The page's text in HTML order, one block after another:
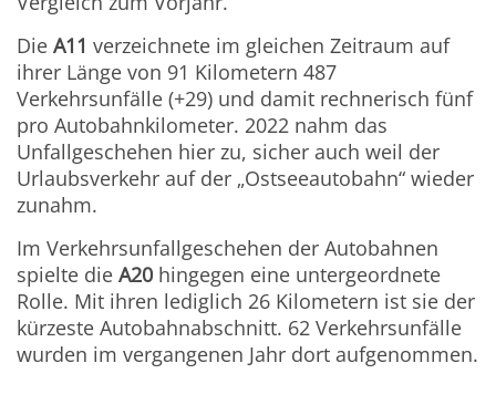
DieA11 verzeichnete im gleichen Zeitraum auf
ihrer Länge von 91 Kilometern 487
Verkehrsunfälle (+29) und damit rechnerisch fünf
pro Autobahnkilometer. 2022 nahm das
Unfallgeschehen hier zu, sicher auch weil der
Urlaubsverkehr auf der „Ostseeautobahn“ wieder
zunahm.
Im Verkehrsunfallgeschehen der Autobahnen
spielte dieA20 hingegen eine untergeordnete
Rolle. Mit ihren lediglich 26 Kilometern ist sie der
kürzeste Autobahnabschnitt. 62 Verkehrsunfälle
wurden im vergangenen Jahr dort aufgenommen.